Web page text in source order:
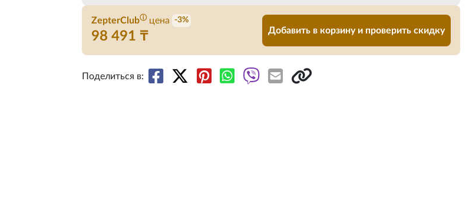
ZepterClubⓘ цена -3%
98 491 ₸ Добавить в корзину и проверить скидку
Поделиться в: